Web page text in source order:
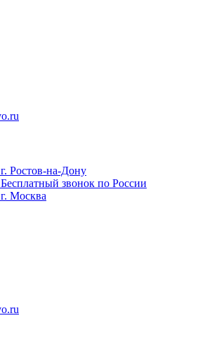
г. Ростов-на-Дону
Бесплатный звонок по России
г. Москва